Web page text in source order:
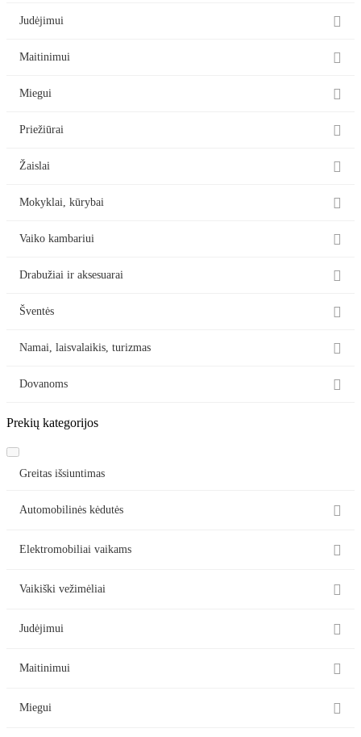
Judėjimui 
Maitinimui 
Miegui 
Priežiūrai 
Žaislai 
Mokyklai, kūrybai 
Vaiko kambariui 
Drabužiai ir aksesuarai 
Šventės 
Namai, laisvalaikis, turizmas 
Dovanoms 
Prekių kategorijos
Greitas išsiuntimas
Automobilinės kėdutės 
Elektromobiliai vaikams 
Vaikiški vežimėliai 
Judėjimui 
Maitinimui 
Miegui 